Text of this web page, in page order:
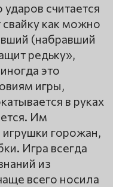
считается
как можно
(набравший
редьку»,
это
игры,
в руках
Им
горожан,
Игра всегда
из
всего носила